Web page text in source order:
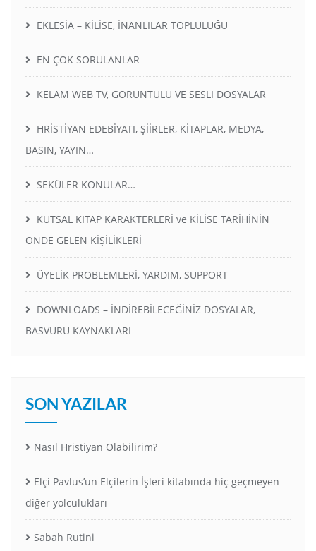
EKLESİA – KİLİSE, İNANLILAR TOPLULUĞU
EN ÇOK SORULANLAR
KELAM WEB TV, GÖRÜNTÜLÜ VE SESLI DOSYALAR
HRİSTİYAN EDEBİYATI, ŞİİRLER, KİTAPLAR, MEDYA,
BASIN, YAYIN…
SEKÜLER KONULAR…
KUTSAL KITAP KARAKTERLERİ ve KİLİSE TARİHİNİN
ÖNDE GELEN KİŞİLİKLERİ
ÜYELİK PROBLEMLERİ, YARDIM, SUPPORT
DOWNLOADS – İNDİREBİLECEĞİNİZ DOSYALAR,
BASVURU KAYNAKLARI
SON YAZILAR
Nasıl Hristiyan Olabilirim?
Elçi Pavlus’un Elçilerin İşleri kitabında hiç geçmeyen
diğer yolculukları
Sabah Rutini